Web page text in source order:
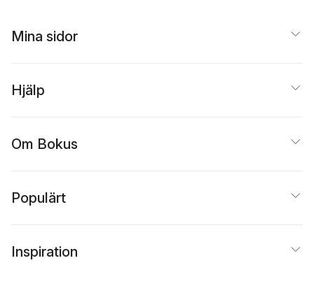
Mina sidor
Hjälp
Om Bokus
Populärt
Inspiration